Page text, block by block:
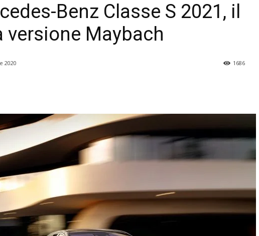
Benz Classe S 2021, il
versione Maybach
2020 1686